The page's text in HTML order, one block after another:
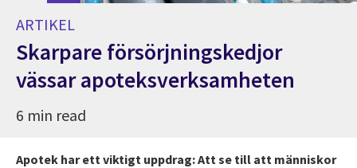
ARTIKEL
Skarpare försörjningskedjor
vässar apoteksverksamheten
6 min read
Apotek har ett viktigt uppdrag: Att se till att människor